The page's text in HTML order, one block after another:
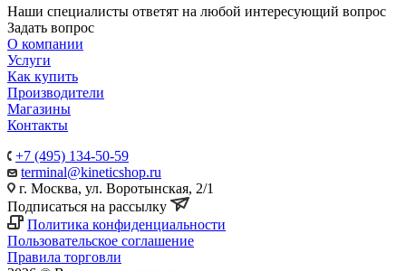
Наши специалисты ответят на любой интересующий вопрос
Задать вопрос
О компании
Услуги
Как купить
Производители
Магазины
Контакты
+7 (495) 134-50-59
terminal@kineticshop.ru
г. Москва, ул. Воротынская, 2/1
Подписаться на рассылку
Политика конфиденциальности
Пользовательское соглашение
Правила торговли